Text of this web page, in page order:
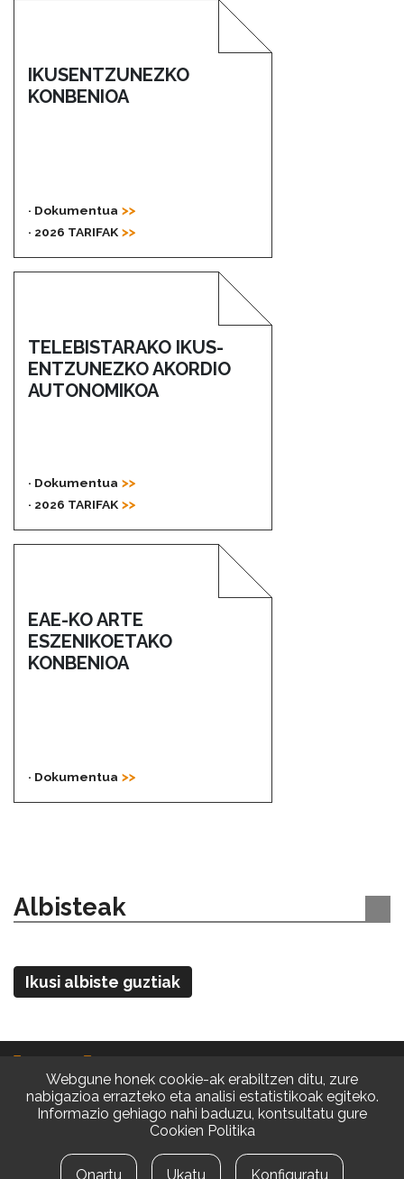
IKUSENTZUNEZKO
KONBENIOA
· Dokumentua
· 2026 TARIFAK
TELEBISTARAKO IKUS-
ENTZUNEZKO AKORDIO
AUTONOMIKOA
· Dokumentua
· 2026 TARIFAK
EAE-KO ARTE
ESZENIKOETAKO
KONBENIOA
· Dokumentua
Albisteak
Ikusi albiste guztiak
Lege oharra
Pribatasun politika
Webgune honek cookie-ak erabiltzen ditu, zure
nabigazioa errazteko eta analisi estatistikoak egiteko.
Informazio gehiago nahi baduzu, kontsultatu gure
Cookien Politika
Onartu Ukatu Konfiguratu